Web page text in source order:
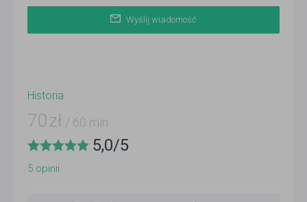
Wyślij wiadomość
Historia
70 zł / 60 min
5,0/5
5 opinii